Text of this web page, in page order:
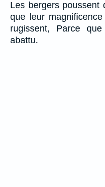
Les bergers poussent
que leur
rugissent, Parce
abattu.